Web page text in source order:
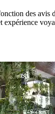
des
expérience